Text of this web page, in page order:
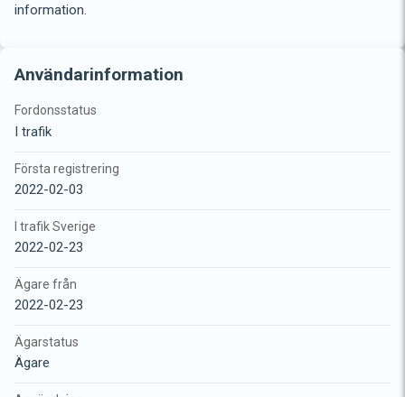
information.
Användarinformation
Fordonsstatus
I trafik
Första registrering
2022-02-03
I trafik Sverige
2022-02-23
Ägare från
2022-02-23
Ägarstatus
Ägare